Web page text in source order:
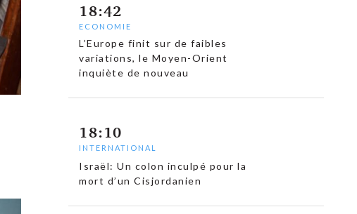
18:42
ECONOMIE
L’Europe finit sur de faibles
variations, le Moyen-Orient
inquiète de nouveau
18:10
INTERNATIONAL
Israël: Un colon inculpé pour la
mort d’un Cisjordanien